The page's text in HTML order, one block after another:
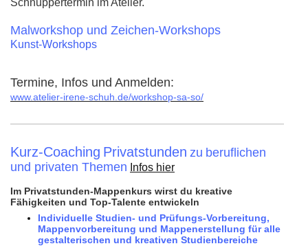
Schnuppertermin im Atelier.
Malworkshop und Zeichen-Workshops
Kunst-Workshops
Termine, Infos und Anmelden:
www.atelier-irene-schuh.de/workshop-sa-so/
Kurz-Coaching Privatstunden zu beruflichen
und privaten Themen Infos hier
Im Privatstunden-Mappenkurs wirst du kreative
Fähigkeiten und Top-Talente entwickeln
Individuelle Studien- und Prüfungs-Vorbereitung,
Mappenvorbereitung und Mappenerstellung für alle
gestalterischen und kreativen Studienbereiche